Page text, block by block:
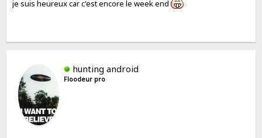
je suis heureux car c'est encore le week end
hunting android
Floodeur pro